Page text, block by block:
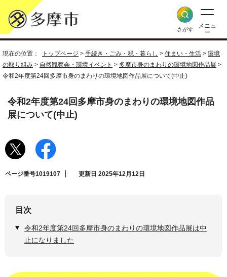
さがす
メニュ
ー
現在の位置： トップページ > 手続き・ごみ・税・暮らし > 住まい・生活 > 環境
の取り組み > 自然観察会・環境イベント > 多摩市身のまわりの環境地図作品展 >
令和2年度第24回多摩市身のまわりの環境地図作品展について(中止)
令和2年度第24回多摩市身のまわりの環境地図作品
展について(中止)
ページ番号1019107 更新日 2025年12月12日
目次
令和2年度第24回多摩市身のまわりの環境地図作品展は中
止になりました